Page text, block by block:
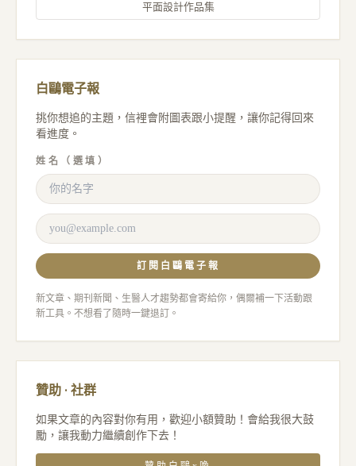
平面設計作品集
白鷗電子報
挑你想追的主題，信裡會附圖表跟小提醒，讓你記得回來
看進度。
姓名（選填）
訂閱白鷗電子報
新文章、期刊新聞、生醫人才趨勢都會寄給你，偶爾補一下活動跟
新工具。不想看了隨時一鍵退訂。
贊助 · 社群
如果文章的內容對你有用，歡迎小額贊助！會給我很大鼓
勵，讓我動力繼續創作下去！